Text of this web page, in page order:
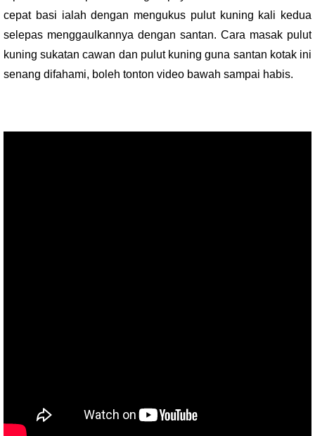
cepat basi ialah dengan mengukus pulut kuning kali kedua
selepas menggaulkannya dengan santan. Cara masak pulut
kuning sukatan cawan dan pulut kuning guna santan kotak ini
senang difahami, boleh tonton video bawah sampai habis.